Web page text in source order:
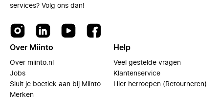
services? Volg ons dan!
Over Miinto
Over miinto.nl
Jobs
Sluit je boetiek aan bij Miinto
Merken
Help
Veel gestelde vragen
Klantenservice
Hier herroepen (Retourneren)